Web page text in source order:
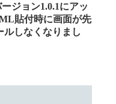
ジョン1.0.1にアッ
貼付時に画面が先
ルしなくなりまし